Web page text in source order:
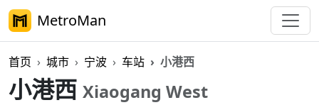
MetroMan
首页 城市 宁波 车站 小港西
小港西 Xiaogang West